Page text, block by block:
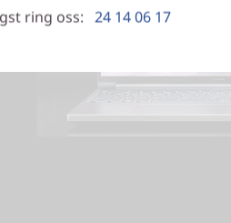
ring oss: 24 14 06 17